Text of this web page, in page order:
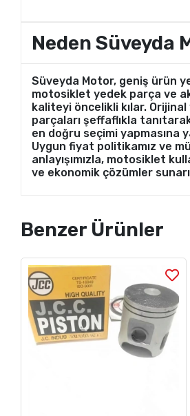
Neden Süveyda
Süveyda Motor, geniş ürün
motosiklet yedek parça ve
kaliteyi öncelikli kılar.
parçaları şeffaflıkla
en doğru seçimi yapmasına
Uygun fiyat politikamız ve
anlayışımızla, motosiklet
ve ekonomik çözümler
Benzer Ürünler
Stok Sorunuz